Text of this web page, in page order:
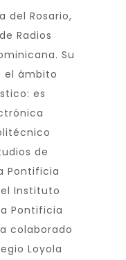
del Rosario,
Radios
Su
el ámbito
es
de
Pontificia
Instituto
Pontificia
colaborado
Loyola